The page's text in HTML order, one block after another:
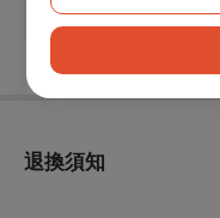
退換須知